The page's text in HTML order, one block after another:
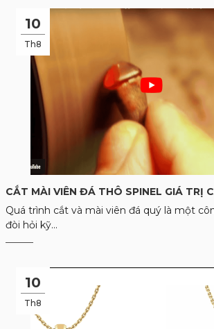
10
Th8
CẮT MÀI VIÊN ĐÁ THÔ SPINEL GIÁ TRỊ
Quá trình cắt và mài viên đá quý là một
đòi hỏi kỹ...
10
Th8